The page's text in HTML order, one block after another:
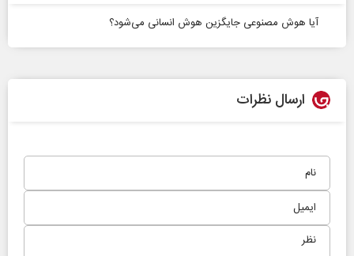
آیا هوش مصنوعی جایگزین هوش انسانی می‌شود؟
ارسال نظرات